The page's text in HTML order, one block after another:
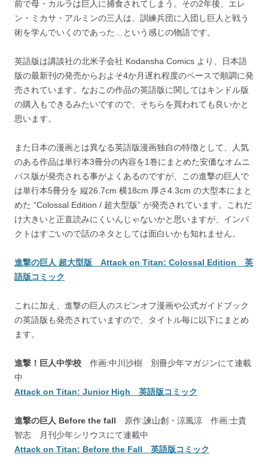
前で母・カルラは巨人に捕食されてしまう。その2年後、エレ
ン・ミカサ・アルミンの三人は、訓練兵団に入団し巨人と戦う
術を学んでいくのであった…という感じの物語です。
英語版は講談社の北米子会社 Kodansha Comics より、日本語
版の最新刊の発売からおよそ4か月遅れ程度のペースで順調に発
売されています。なおこの作品の英語版に関してはキンドル版
の購入もできるみたいですので、そちらを買われても良いかと
思います。
また日本の漫画とは異なる英語版漫画独自の特徴として、人気
のある作品は単行本3冊分の内容を1巻にまとめた安価なオムニ
バス版が発売される事がよくあるのですが、この進撃の巨人で
は単行本5冊分を 縦26.7cm 横18cm 厚さ4.3cm の大型本にまと
めた “Colossal Edition / 超大型版” が発売されています。これだ
け大きいと正直読みにくいんじゃないかと思いますが、インパ
クトはすごいので話のネタとしては面白いかも知れません。
進撃の巨人 超大型版 Attack on Titan: Colossal Edition 英
語版コミック
これに加え、進撃の巨人のスピンオフ漫画や公式ガイドブック
の英語版も発売されていますので、タイトル毎に以下にまとめ
ます。
進撃！巨人中学校 作画:中川沙樹 別冊少年マガジンにて連載
中
Attack on Titan: Junior High 英語版コミック
進撃の巨人 Before the fall 原作:諫山創・涼風涼 作画:士貴
智志 月刊少年シリウスにて連載中
Attack on Titan: Before the Fall 英語版コミック